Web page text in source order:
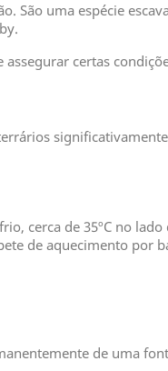
São uma espécie
certas
cerca de 35ºC no
de aquecimento por
de uma